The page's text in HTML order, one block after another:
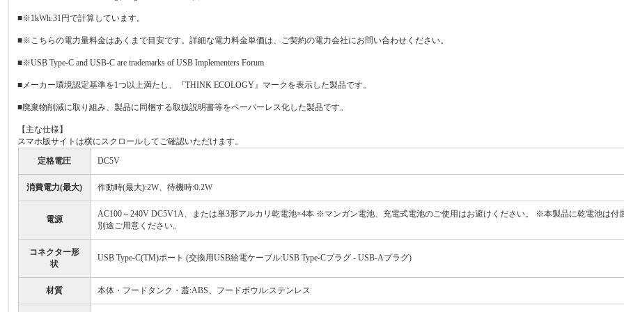
■※1kWh:31円で計算しています。
■※こちらの電力量料金はあくまで目安です。詳細な電力料金単価は、ご契約の電力会社にお問い合わせください。
■※USB Type-C and USB-C are trademarks of USB Implementers Forum
■メーカー環境認定基準を1つ以上満たし、『THINK ECOLOGY』マークを表示した製品です。
■廃棄物削減に取り組み、製品に同梱する取扱説明書等をペーパーレス化した製品です。
【主な仕様】
スマホ版サイトは横にスクロールしてご確認いただけます。
定格電圧
DC5V
消費電力(最大) 作動時(最大):2W、待機時:0.2W
電源
AC100～240V DC5V1A、または単3形アルカリ乾電池×4本 ※マンガン電池、充電式電池のご使用はお避けください。 ※本製品に乾電池は付
別途ご用意ください。
コネクター形
状
USB Type-C(TM)ポート (交換用USB給電ケーブル:USB Type-Cプラグ - USB-Aプラグ)
材質 本体・フードタンク・蓋:ABS、フードボウル:ステンレス